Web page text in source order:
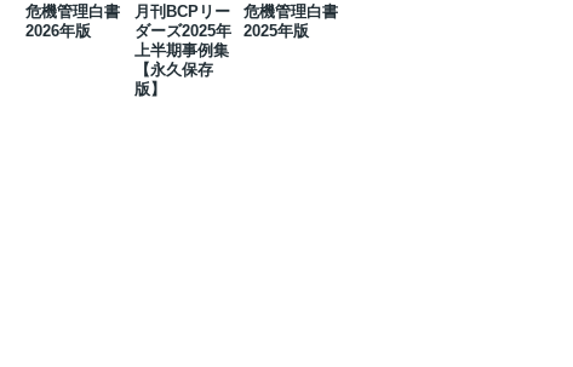
危機管理白書
2026年版
月刊BCPリー
ダーズ2025年
上半期事例集
【永久保存
版】
危機管理白書
2025年版